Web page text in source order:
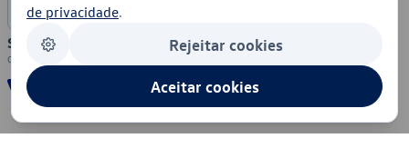
Segurança
de privacidade.
Rejeitar cookies
Aceitar cookies